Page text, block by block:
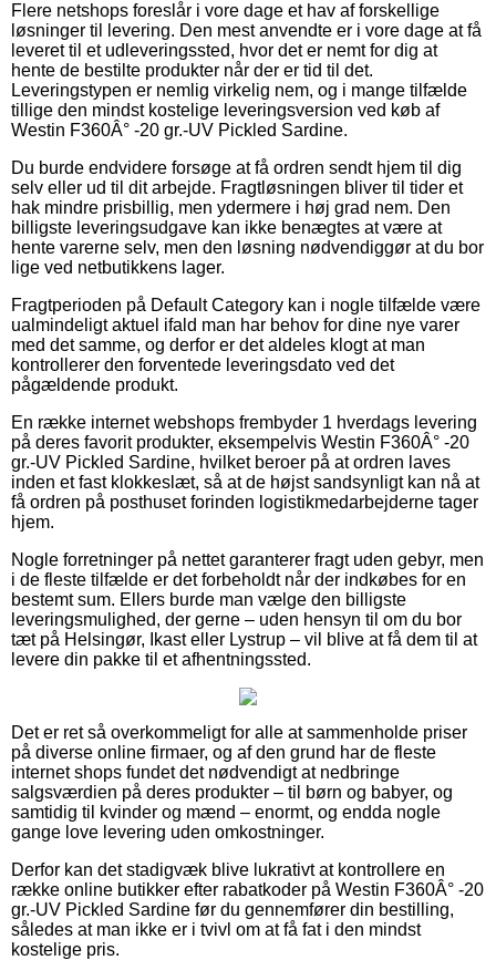
Flere netshops foreslår i vore dage et hav af forskellige
løsninger til levering. Den mest anvendte er i vore dage at få
leveret til et udleveringssted, hvor det er nemt for dig at
hente de bestilte produkter når der er tid til det.
Leveringstypen er nemlig virkelig nem, og i mange tilfælde
tillige den mindst kostelige leveringsversion ved køb af
Westin F360Â° -20 gr.-UV Pickled Sardine.
Du burde endvidere forsøge at få ordren sendt hjem til dig
selv eller ud til dit arbejde. Fragtløsningen bliver til tider et
hak mindre prisbillig, men ydermere i høj grad nem. Den
billigste leveringsudgave kan ikke benægtes at være at
hente varerne selv, men den løsning nødvendiggør at du bor
lige ved netbutikkens lager.
Fragtperioden på Default Category kan i nogle tilfælde være
ualmindeligt aktuel ifald man har behov for dine nye varer
med det samme, og derfor er det aldeles klogt at man
kontrollerer den forventede leveringsdato ved det
pågældende produkt.
En række internet webshops frembyder 1 hverdags levering
på deres favorit produkter, eksempelvis Westin F360Â° -20
gr.-UV Pickled Sardine, hvilket beroer på at ordren laves
inden et fast klokkeslæt, så at de højst sandsynligt kan nå at
få ordren på posthuset forinden logistikmedarbejderne tager
hjem.
Nogle forretninger på nettet garanterer fragt uden gebyr, men
i de fleste tilfælde er det forbeholdt når der indkøbes for en
bestemt sum. Ellers burde man vælge den billigste
leveringsmulighed, der gerne – uden hensyn til om du bor
tæt på Helsingør, Ikast eller Lystrup – vil blive at få dem til at
levere din pakke til et afhentningssted.
Det er ret så overkommeligt for alle at sammenholde priser
på diverse online firmaer, og af den grund har de fleste
internet shops fundet det nødvendigt at nedbringe
salgsværdien på deres produkter – til børn og babyer, og
samtidig til kvinder og mænd – enormt, og endda nogle
gange love levering uden omkostninger.
Derfor kan det stadigvæk blive lukrativt at kontrollere en
række online butikker efter rabatkoder på Westin F360Â° -20
gr.-UV Pickled Sardine før du gennemfører din bestilling,
således at man ikke er i tvivl om at få fat i den mindst
kostelige pris.